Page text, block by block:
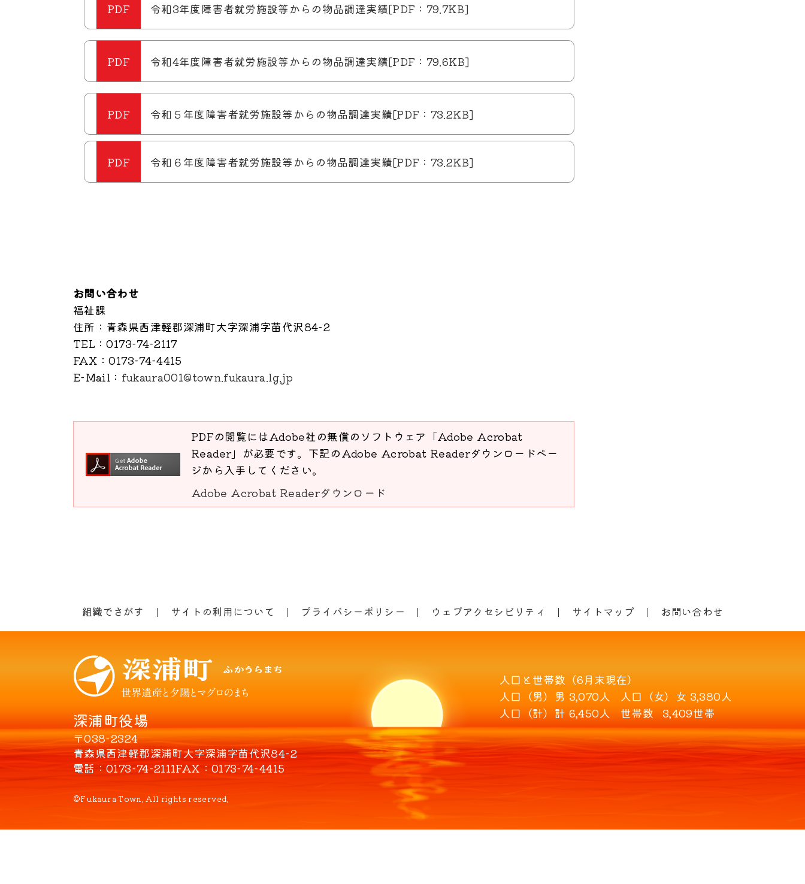
令和3年度障害者就労施設等からの物品調達実績[PDF：79.7KB]
令和4年度障害者就労施設等からの物品調達実績[PDF：79.6KB]
令和５年度障害者就労施設等からの物品調達実績[PDF：73.2KB]
令和６年度障害者就労施設等からの物品調達実績[PDF：73.2KB]
お問い合わせ
福祉課
住所 ：青森県西津軽郡深浦町大字深浦字苗代沢84-2
TEL ：0173-74-2117
FAX ：0173-74-4415
E-Mail ： fukaura001@town.fukaura.lg.jp
PDFの閲覧にはAdobe社の無償のソフトウェア「Adobe Acrobat
Reader」が必要です。下記のAdobe Acrobat Readerダウンロードペー
ジから入手してください。
Adobe Acrobat Readerダウンロード
組織でさがす サイトの利用について プライバシーポリシー ウェブアクセシビリティ サイトマップ お問い合わせ
深浦町役場
〒038-2324
青森県西津軽郡深浦町大字深浦字苗代沢84-2
電話
0173-74-2111FAX 0173-74-4415
人口と世帯数（6月末現在）
人口（男） 男 3,070人 人口（女） 女 3,380人
人口（計） 計 6,450人 世帯数 3,409世帯
©Fukaura Town. All rights reserved.